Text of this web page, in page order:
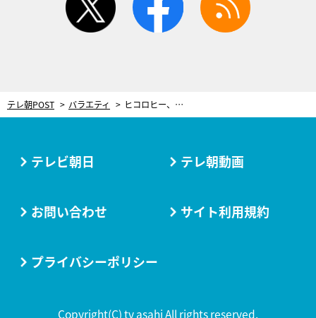
テレ朝POST バラエティ ヒコロヒー、笑いの神様に愛された“あの芸人”をべた褒め「こういう人がスターなんや」
テレビ朝日 テレ朝動画
お問い合わせ サイト利用規約
プライバシーポリシー
Copyright(C) tv asahi All rights reserved.